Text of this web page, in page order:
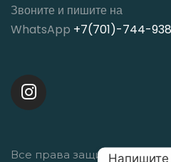
Звоните и пишите на
WhatsApp +7(701)-744-
Все права защищены ©
Напишите